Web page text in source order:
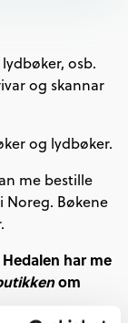
osb.
og skannar
og lydbøker.
me bestille
Noreg. Bøkene
har me
om